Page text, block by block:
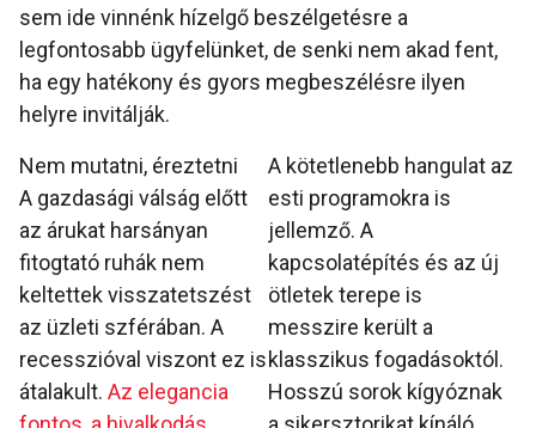
sem ide vinnénk hízelgő beszélgetésre a
legfontosabb ügyfelünket, de senki nem akad fent,
ha egy hatékony és gyors megbeszélésre ilyen
helyre invitálják.
Nem mutatni, éreztetni
A gazdasági válság előtt
az árukat harsányan
fitogtató ruhák nem
keltettek visszatetszést
az üzleti szférában. A
recesszióval viszont ez is
átalakult. Az elegancia
A kötetlenebb hangulat az
esti programokra is
jellemző. A
kapcsolatépítés és az új
ötletek terepe is
messzire került a
klasszikus fogadásoktól.
Hosszú sorok kígyóznak